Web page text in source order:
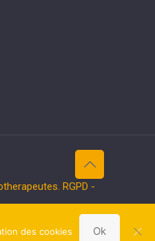
RGPD -
des cookies Ok